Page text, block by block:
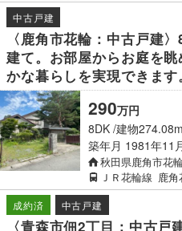
中古戸建
〈鹿角市花輪：中古戸建
建て。お部屋からお庭を
かな暮らしを実現できます
8DK 建物
築年月 1981年11
秋田県鹿角市花
ＪＲ花輪線 鹿角
290万円
成約済 中古戸建
〈青森市佃2丁目：中古